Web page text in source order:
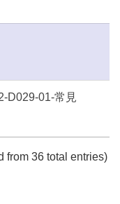
D029-01-常見
from 36 total entries)